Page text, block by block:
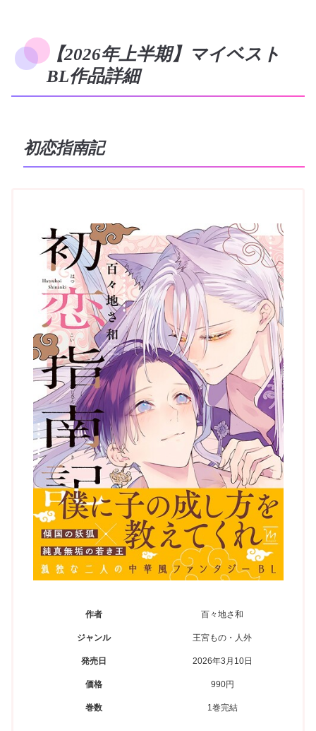
【2026年上半期】マイベスト
BL作品詳細
初恋指南記
作者 百々地さ和
ジャンル 王宮もの・人外
発売日 2026年3月10日
価格 990円
巻数 1巻完結